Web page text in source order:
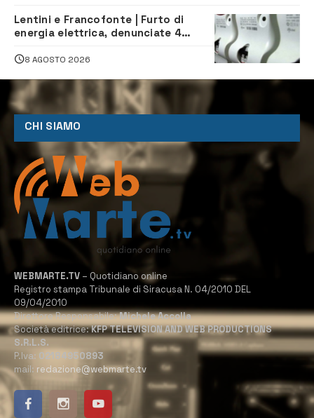
Lentini e Francofonte | Furto di
energia elettrica, denunciate 4
8 AGOSTO 2026
CHI SIAMO
WEBMARTE.TV – Quotidiano online
Registro stampa Tribunale di Siracusa N. 04/2010 DEL
09/04/2010
Direttore Responsabile:Michele Accolla
Società editrice:KFP TELEVISION AND WEB PRODUCTIONS
S.R.L.S.
P.Iva: 02184950893
mail: redazione@webmarte.tv